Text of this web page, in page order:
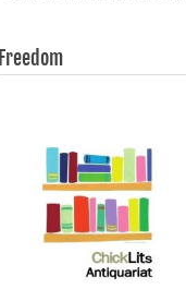
Freedom